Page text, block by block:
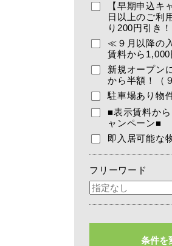
【早期申込キ
日以上のご利
り200円引き！
≪９月以降の
賃料から
新規オープン
から半額！（
駐車場あり物
■表示賃料か
ャンペーン■
即入居可能な
フリーワード
条件を